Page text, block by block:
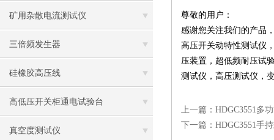
矿用杂散电流测试仪
三倍频发生器
硅橡胶高压线
高低压开关柜通电试验台
真空度测试仪
尊敬的用户：
感谢您关注我们的产品
高压开关动特性测试仪
压装置 ， 超低频耐压试
测试仪 ， 高压测试仪 ，
上一篇： HDGC3551多
下一篇： HDGC3551手